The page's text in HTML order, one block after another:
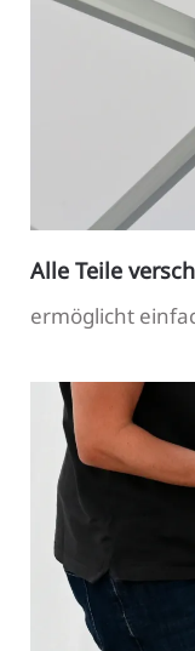
Alle Teile
ermöglicht